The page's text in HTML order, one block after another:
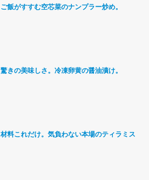
ご飯がすすむ空芯菜のナンプラー炒め。
驚きの美味しさ。冷凍卵黄の醤油漬け。
材料これだけ。気負わない本場のティラミス。